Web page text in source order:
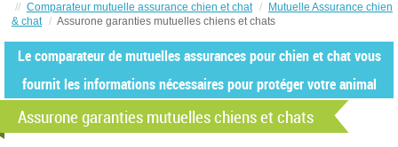
// Comparateur mutuelle assurance chien et chat /
Mutuelle Assurance chien
& chat / Assurone garanties mutuelles chiens et chats
Le comparateur de mutuelles assurances pour chien et chat vous
fournit les informations nécessaires pour protéger votre animal
Assurone garanties mutuelles chiens et chats